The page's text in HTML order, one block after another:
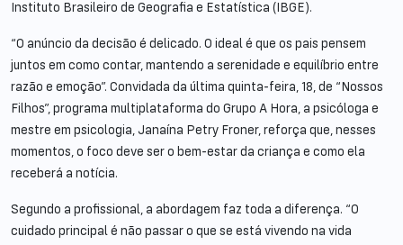
Instituto Brasileiro de Geografia e Estatística (IBGE).
“O anúncio da decisão é delicado. O ideal é que os pais pensem
juntos em como contar, mantendo a serenidade e equilíbrio entre
razão e emoção”. Convidada da última quinta-feira, 18, de “Nossos
Filhos”, programa multiplataforma do Grupo A Hora, a psicóloga e
mestre em psicologia, Janaína Petry Froner, reforça que, nesses
momentos, o foco deve ser o bem-estar da criança e como ela
receberá a notícia.
Segundo a profissional, a abordagem faz toda a diferença. “O
cuidado principal é não passar o que se está vivendo na vida